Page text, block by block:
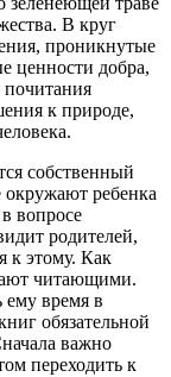
В круг
проникнутые
ценности добра,
к природе,
собственный
окружают ребенка
вопросе
родителей,
к этому. Как
читающими.
ему время в
обязательной
важно
переходить к